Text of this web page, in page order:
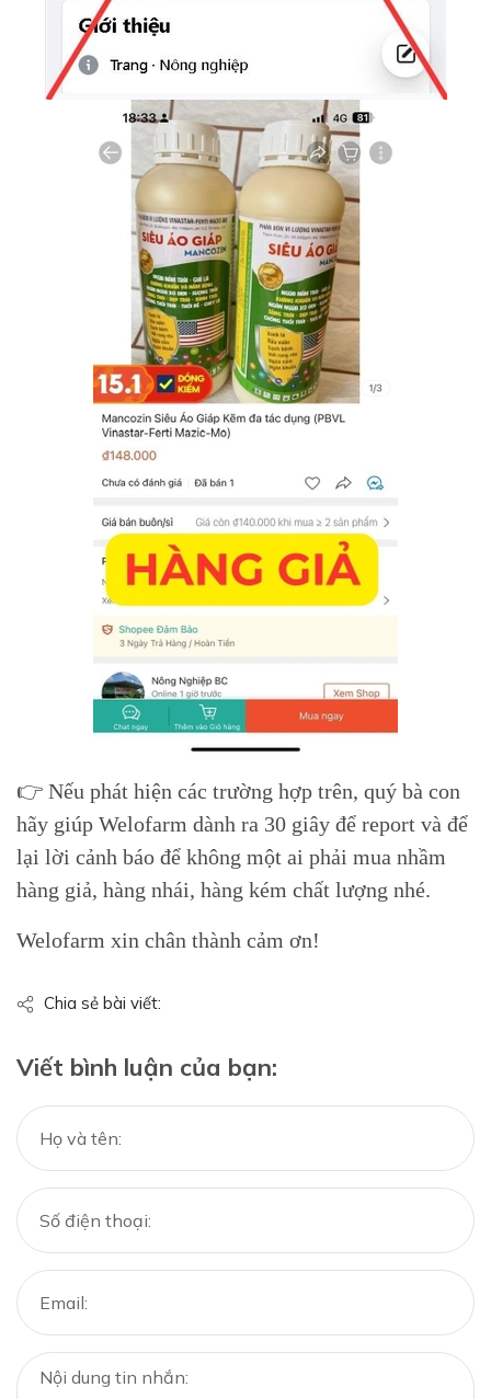
👉 Nếu phát hiện các trường hợp trên, quý bà con
hãy giúp Welofarm dành ra 30 giây để report và để
lại lời cảnh báo để không một ai phải mua nhầm
hàng giả, hàng nhái, hàng kém chất lượng nhé.
Welofarm xin chân thành cảm ơn!
Chia sẻ bài viết:
Viết bình luận của bạn: